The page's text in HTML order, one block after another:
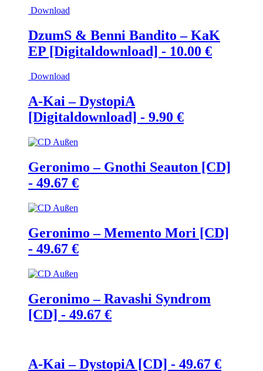
Download
DzumS & Benni Bandito – KaK
EP [Digitaldownload] - 10.00 €
Download
A-Kai – DystopiA
[Digitaldownload] - 9.90 €
Geronimo – Gnothi Seauton [CD]
- 49.67 €
Geronimo – Memento Mori [CD]
- 49.67 €
Geronimo – Ravashi Syndrom
[CD] - 49.67 €
A-Kai – DystopiA [CD] - 49.67 €